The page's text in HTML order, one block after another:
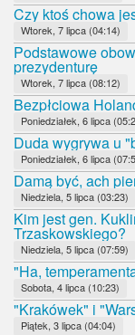
Czy ktoś chowa
Wtorek, 7 lipca (04:14)
Podstawowe
prezydenturę
Wtorek, 7 lipca (08:12)
Bezpłciowa
Poniedziałek, 6 lipca
Duda wygrywa u
Poniedziałek, 6 lipca
Damą być, ach
Niedziela, 5 lipca (03:23)
Kim jest gen.
Trzaskowskiego?
Niedziela, 5 lipca (07:59)
"Ha,
Sobota, 4 lipca (10:23)
"Krakówek" i
Piątek, 3 lipca (04:04)